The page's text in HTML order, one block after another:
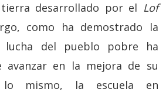
desarrollado por el Lof
como ha demostrado la
del pueblo pobre ha
avanzar en la mejora de su
lo mismo, la escuela en